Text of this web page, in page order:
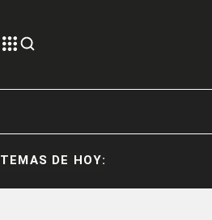
TEMAS DE HOY: